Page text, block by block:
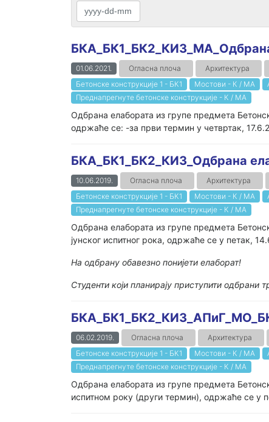
01.06.2021. Огласна плоча Архитектура
Бетонске конструкције 1 - БК1
Мостови - К / МА
Преднапрегнуте бетонске конструкције - К / МА
Одбрана елабората из групе предмета
одржаће се: -за први термин у четвртак,
БКА_БК1_БК2_КИ3_Одбрана
10.06.2019. Огласна плоча Архитектура
Бетонске конструкције 1 - БК1
Мостови - К / МА
Преднапрегнуте бетонске конструкције - К / МА
Одбрана елабората из групе предмета
јунског испитног рока, одржаће се у петак,
На одбрану обавезно понијети елаборат!
Студенти који планирају приступити
06.02.2019. Огласна плоча Архитектура
Бетонске конструкције 1 - БК1
Мостови - К / МА
Преднапрегнуте бетонске конструкције - К / МА
Одбрана елабората из групе предмета
испитном року (други термин), одржаће се у